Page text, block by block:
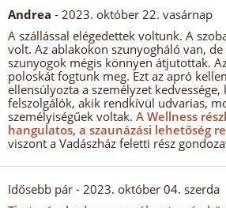
Andrea - 2023. október 22. vasárnap
A szállással elégedettek voltunk. A
volt. Az ablakokon szunyogháló van, de
szunyogok mégis könnyen átjutottak.
poloskát fogtunk meg. Ezt az apró
ellensúlyozta a személyzet
felszolgálók, akik rendkívül udvarias,
személyiségűek voltak. A Wellness
hangulatos, a szaunázási lehetőség
viszont a Vadászház feletti rész
Idősebb pár - 2023. október 04. szerda